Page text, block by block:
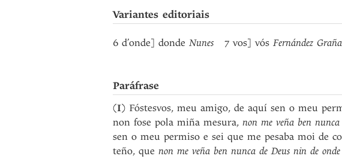
Variantes editoriais
6 d’onde] donde Nunes 7 vos] vós Fernández Graña
Paráfrase
(I) Fóstesvos, meu amigo, de aquí sen o meu
non fose pola miña mesura, non me veña ben nunca
sen o meu permiso e sei que me pesaba moi de
teño, que non me veña ben nunca de Deus nin de